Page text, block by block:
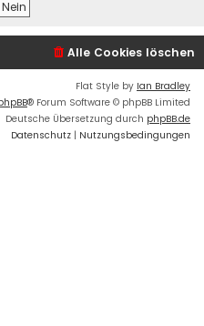
Alle Cookies löschen
Flat Style by Ian Bradley
® Forum Software © phpBB Limited
Deutsche Übersetzung durch phpBB.de
Datenschutz | Nutzungsbedingungen